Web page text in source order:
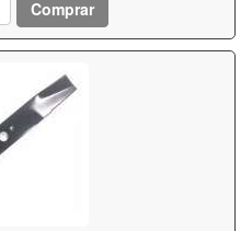
Comprar